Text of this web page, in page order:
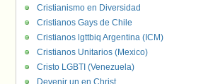
Cristianismo en Diversidad
Cristianos Gays de Chile
Cristianos lgttbiq Argentina (ICM)
Cristianos Unitarios (Mexico)
Cristo LGBTI (Venezuela)
Devenir un en Christ